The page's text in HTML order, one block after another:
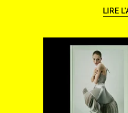
LIRE